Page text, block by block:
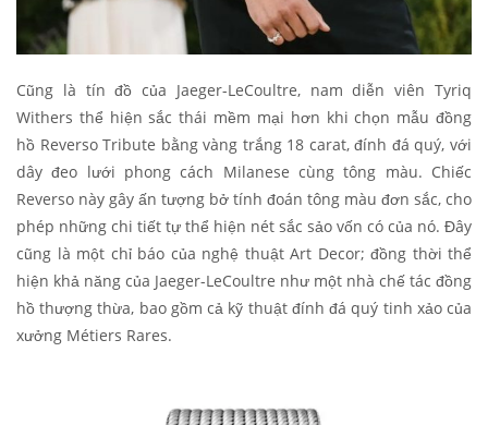
Cũng là tín đồ của Jaeger-LeCoultre, nam diễn viên Tyriq
Withers thể hiện sắc thái mềm mại hơn khi chọn mẫu đồng
hồ Reverso Tribute bằng vàng trắng 18 carat, đính đá quý, với
dây đeo lưới phong cách Milanese cùng tông màu. Chiếc
Reverso này gây ấn tượng bở tính đoán tông màu đơn sắc, cho
phép những chi tiết tự thể hiện nét sắc sảo vốn có của nó. Đây
cũng là một chỉ báo của nghệ thuật Art Decor; đồng thời thể
hiện khả năng của Jaeger-LeCoultre như một nhà chế tác đồng
hồ thượng thừa, bao gồm cả kỹ thuật đính đá quý tinh xảo của
xưởng Métiers Rares.